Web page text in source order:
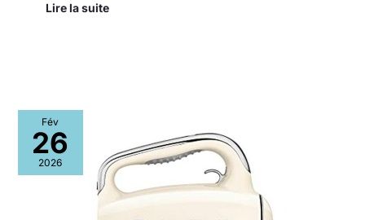
Lire la suite
Fév
26
2026
Test
du
batteur
Smeg
HMF01CREU